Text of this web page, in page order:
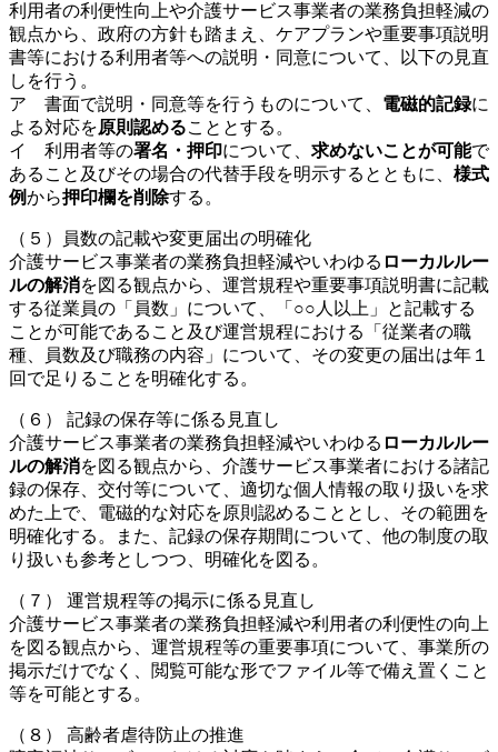
利用者の利便性向上や介護サービス事業者の業務負担軽減の
観点から、政府の方針も踏まえ、ケアプランや重要事項説明
書等における利用者等への説明・同意について、以下の見直
しを行う。
ア 書面で説明・同意等を行うものについて、 電磁的記録に
よる対応を原則認めることとする。
イ 利用者等の署名・押印について、 求めないことが可能で
あること及びその場合の代替手段を明示するとともに、 様式
例から押印欄を削除する。
（５）員数の記載や変更届出の明確化
介護サービス事業者の業務負担軽減やいわゆる ローカルルー
ルの解消を図る観点から、運営規程や重要事項説明書に記載
する従業員の「員数」について、「○○人以上」と記載する
ことが可能であること及び運営規程における「従業者の職
種、員数及び職務の内容」について、その変更の届出は年１
回で足りることを明確化する。
（６） 記録の保存等に係る見直し
介護サービス事業者の業務負担軽減やいわゆる ローカルルー
ルの解消を図る観点から、介護サービス事業者における諸記
録の保存、交付等について、適切な個人情報の取り扱いを求
めた上で、電磁的な対応を原則認めることとし、その範囲を
明確化する。また、記録の保存期間について、他の制度の取
り扱いも参考としつつ、明確化を図る。
（７） 運営規程等の掲示に係る見直し
介護サービス事業者の業務負担軽減や利用者の利便性の向上
を図る観点から、運営規程等の重要事項について、事業所の
掲示だけでなく、閲覧可能な形でファイル等で備え置くこと
等を可能とする。
（８） 高齢者虐待防止の推進